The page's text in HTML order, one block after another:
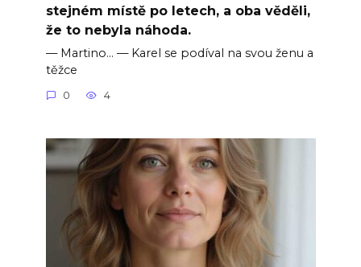
stejném místě po letech, a oba věděli,
že to nebyla náhoda.
— Martino… — Karel se podíval na svou ženu a
těžce
0 4